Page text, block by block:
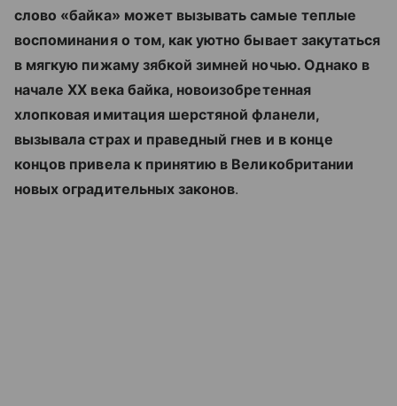
слово «байка» может вызывать самые теплые
воспоминания о том, как уютно бывает закутаться
в мягкую пижаму зябкой зимней ночью. Однако в
начале XX века байка, новоизобретенная
хлопковая имитация шерстяной фланели,
вызывала страх и праведный гнев и в конце
концов привела к принятию в Великобритании
новых оградительных законов.